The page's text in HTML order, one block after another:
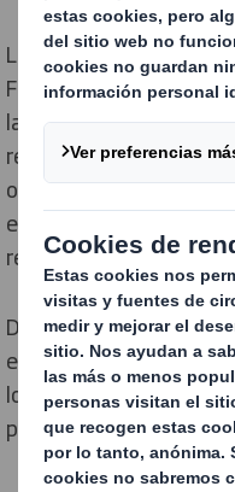
Los Principios se han
Fundación Ellen
las empresas a
reciclabilidad en sus
origen en un nuevo
españoles admiten
reciclable en el cubo de
De hecho, el 97%
envases pueden ser
los españoles citó la
propio envase, como la